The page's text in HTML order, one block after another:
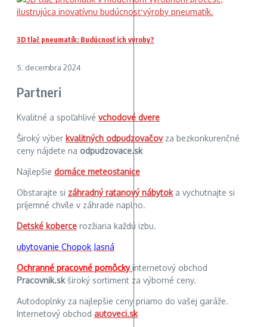
3D tlač pneumatík: Budúcnosť ich výroby?
5. decembra 2024
Partneri
Kvalitné a spoľahlivé vchodové dvere
Široký výber kvalitných odpudzovačovza bezkonkurenčné
ceny nájdete na odpudzovace.sk
Najlepšie domáce meteostanice
Obstarajte si záhradný ratanový nábytoka vychutnajte si
príjemné chvíle v záhrade naplno.
Detské koberce rozžiaria každú izbu.
ubytovanie Chopok Jasná
Ochranné pracovné pomôckyinternetový obchod
Pracovnik.skširoký sortiment za výborné ceny.
Autodoplnky za najlepšie ceny priamo do vašej garáže.
Internetový obchod autoveci.sk